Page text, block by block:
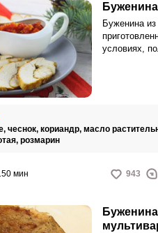
Буженина
условиях,
чеснок, кориандр, масло
розмарин
мин 943